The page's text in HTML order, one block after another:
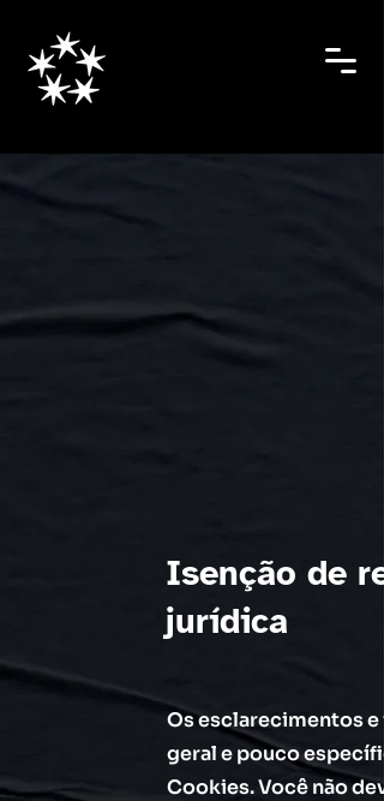
Isenção de
jurídica
Os esclarecimentos
geral e pouco
Cookies. Você não